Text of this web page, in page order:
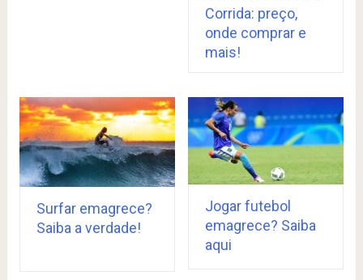
Corrida: preço,
onde comprar e
mais!
Surfar emagrece?
Saiba a verdade!
Jogar futebol
emagrece? Saiba
aqui